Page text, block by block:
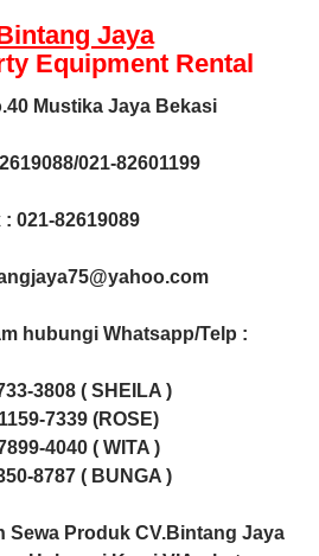
Jaya
Equipment Rental
Mustika Jaya Bekasi
021-82601199
: 021-82619089
hubungi Whatsapp/Telp :
3808 ( SHEILA )
7339 (ROSE)
4040 ( WITA )
8787 ( BUNGA )
Sewa Produk CV.Bintang Jaya